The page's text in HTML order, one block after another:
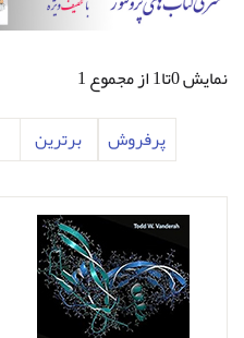
نمایش 0تا1 از مجموع 1
پرفروش
برترین